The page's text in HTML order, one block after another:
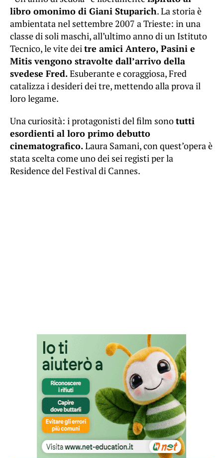
libro omonimo di Giani Stuparich. La storia è
ambientata nel settembre 2007 a Trieste: in una
classe di soli maschi, all’ultimo anno di un Istituto
Tecnico, le vite dei tre amici Antero, Pasini e
Mitis vengono stravolte dall’arrivo della
svedese Fred.Esuberante e coraggiosa, Fred
catalizza i desideri dei tre, mettendo alla prova il
loro legame.
Una curiosità: i protagonisti del film sonotutti
esordienti al loro primo debutto
cinematografico.Laura Samani, con quest’opera è
stata scelta come uno dei sei registi per la
Residence del Festival di Cannes.